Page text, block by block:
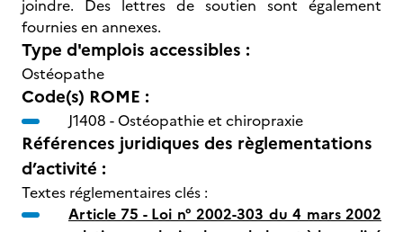
joindre. Des lettres de soutien sont également
fournies en annexes.
Type d'emplois accessibles :
Ostéopathe
Code(s) ROME :
J1408 -Ostéopathie et chiropraxie
Références juridiques des règlementations
d’activité :
Textes réglementaires clés :
Article 75 - Loi n° 2002-303 du 4 mars 2002